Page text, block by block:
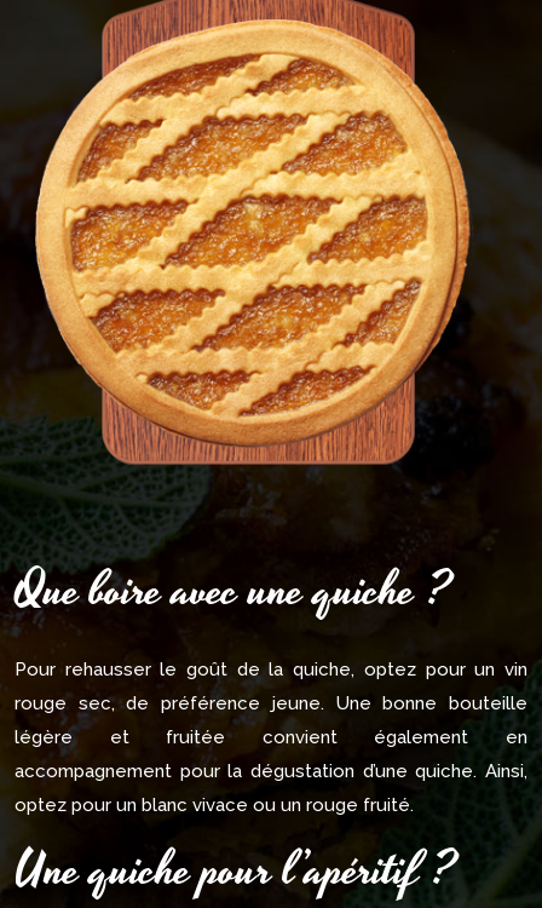
Que boire avec une quiche ?
Pour rehausser le goût de la quiche, optez pour un vin
rouge sec, de préférence jeune. Une bonne bouteille
légère et fruitée convient également en
accompagnement pour la dégustation d’une quiche. Ainsi,
optez pour un blanc vivace ou un rouge fruité.
Une quiche pour l’apéritif ?